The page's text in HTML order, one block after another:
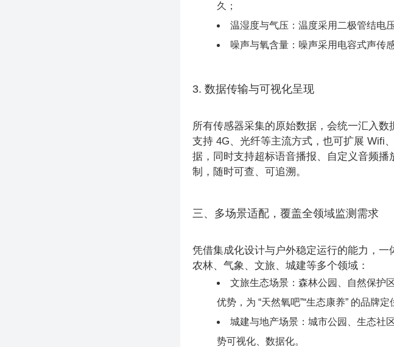
久；
温湿度与气压：温度采用二极管结电
噪声与氧含量：噪声采用电容式声传
3. 数据传输与可视化呈现
所有传感器采集的原始数据，会统一汇入
支持 4G、光纤等主流方式，也可扩展 Wifi
据，同时支持超标语音播报、自定义音频
制，随时可查、可追溯。
三、多场景适配，覆盖全领域监测需求
凭借集成化设计与户外稳定运行的能力，一
农林、气象、文旅、城建等多个领域：
文旅生态场景：森林公园、自然保护
优势，为 “天然氧吧”“生态康养” 的品牌
城建与地产场景：城市公园、生态社
势可视化、数据化。